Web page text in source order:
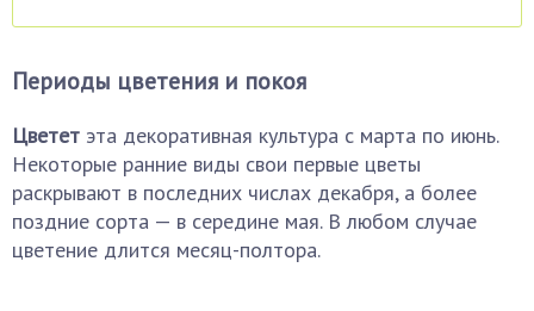
Периоды цветения и покоя
Цветет эта декоративная культура с марта по июнь.
Некоторые ранние виды свои первые цветы
раскрывают в последних числах декабря, а более
поздние сорта — в середине мая. В любом случае
цветение длится месяц-полтора.